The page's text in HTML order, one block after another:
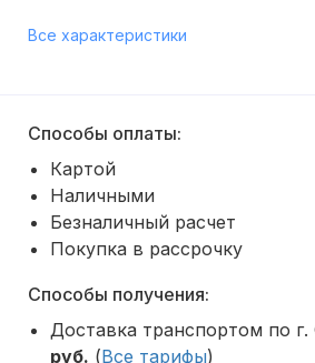
Все характеристики
Способы оплаты:
Картой
Наличными
Безналичный расчет
Покупка в рассрочку
Способы получения:
Доставка транспортом по
руб. (Все тарифы)